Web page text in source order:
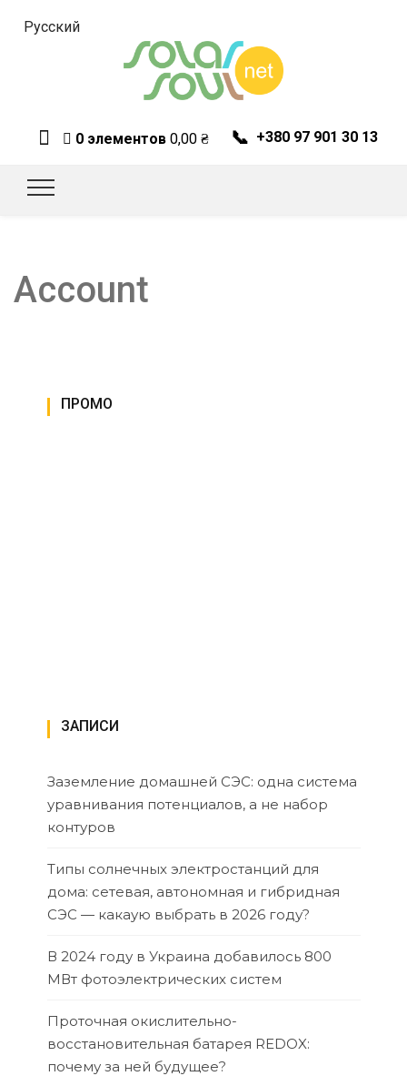
Русский
0 элементов 0,00 ₴ 📞 +380 97 901 30 13
Account
ПРОМО
ЗАПИСИ
Заземление домашней СЭС: одна система
уравнивания потенциалов, а не набор
контуров
Типы солнечных электростанций для
дома: сетевая, автономная и гибридная
СЭС — какаую выбрать в 2026 году?
В 2024 году в Украина добавилось 800
МВт фотоэлектрических систем
Проточная окислительно-
восстановительная батарея REDOX:
почему за ней будущее?